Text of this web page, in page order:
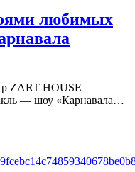
любимых
ZART HOUSE
— шоу «Карнавала…